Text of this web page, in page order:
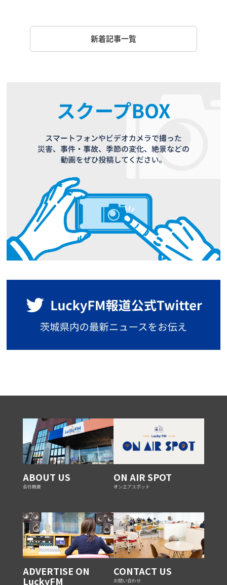
新着記事一覧
ABOUT US
会社概要
ON AIR SPOT
オンエアスポット
ADVERTISE ON
LuckyFM
CONTACT US
お問い合わせ